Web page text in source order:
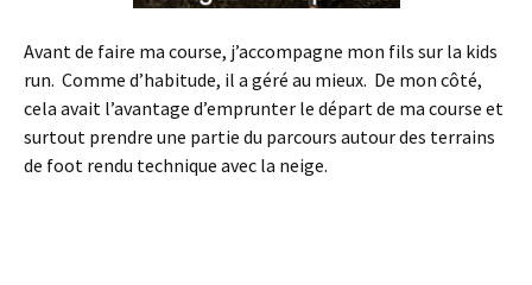
Avant de faire ma course, j’accompagne mon fils sur la kids
run. Comme d’habitude, il a géré au mieux. De mon côté,
cela avait l’avantage d’emprunter le départ de ma course et
surtout prendre une partie du parcours autour des terrains
de foot rendu technique avec la neige.